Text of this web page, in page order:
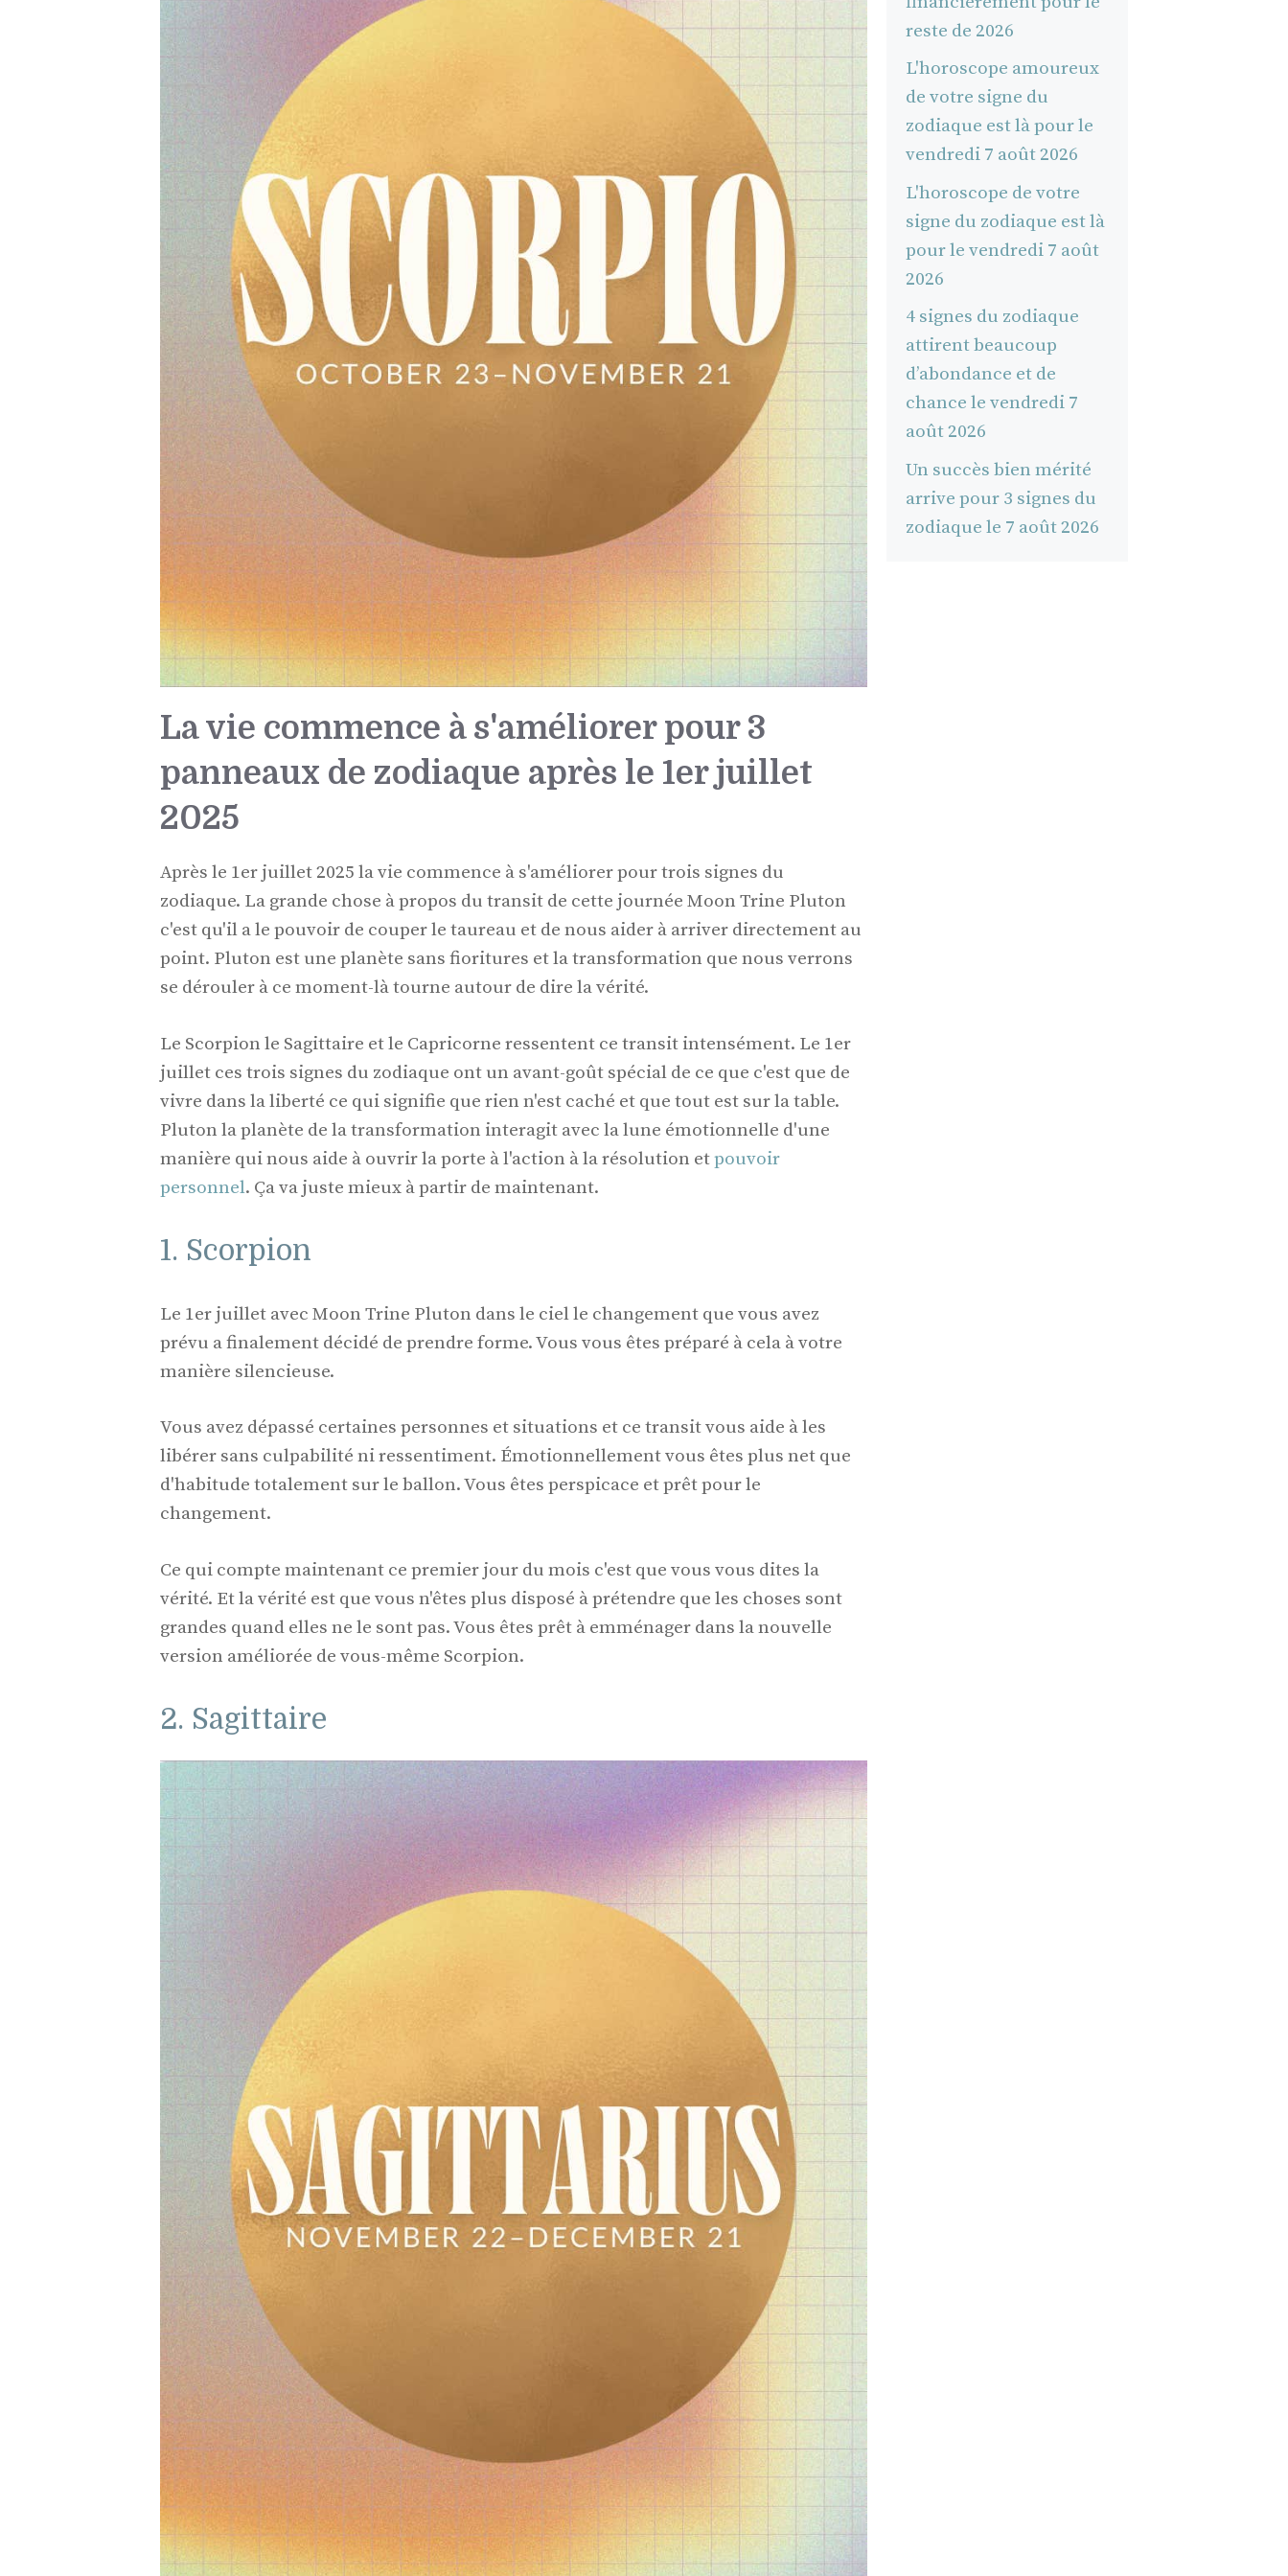
La vie commence à s'améliorer pour 3
panneaux de zodiaque après le 1er juillet
2025
Après le 1er juillet 2025 la vie commence à s'améliorer pour trois signes du
zodiaque. La grande chose à propos du transit de cette journée Moon Trine Pluton
c'est qu'il a le pouvoir de couper le taureau et de nous aider à arriver directement au
point. Pluton est une planète sans fioritures et la transformation que nous verrons
se dérouler à ce moment-là tourne autour de dire la vérité.
Le Scorpion le Sagittaire et le Capricorne ressentent ce transit intensément. Le 1er
juillet ces trois signes du zodiaque ont un avant-goût spécial de ce que c'est que de
vivre dans la liberté ce qui signifie que rien n'est caché et que tout est sur la table.
Pluton la planète de la transformation interagit avec la lune émotionnelle d'une
manière qui nous aide à ouvrir la porte à l'action à la résolution etpouvoir
personnel. Ça va juste mieux à partir de maintenant.
1. Scorpion
Le 1er juillet avec Moon Trine Pluton dans le ciel le changement que vous avez
prévu a finalement décidé de prendre forme. Vous vous êtes préparé à cela à votre
manière silencieuse.
Vous avez dépassé certaines personnes et situations et ce transit vous aide à les
libérer sans culpabilité ni ressentiment. Émotionnellement vous êtes plus net que
d'habitude totalement sur le ballon. Vous êtes perspicace et prêt pour le
changement.
Ce qui compte maintenant ce premier jour du mois c'est que vous vous dites la
vérité. Et la vérité est que vous n'êtes plus disposé à prétendre que les choses sont
grandes quand elles ne le sont pas. Vous êtes prêt à emménager dans la nouvelle
version améliorée de vous-même Scorpion.
2. Sagittaire
reste de 2026
L'horoscope amoureux
de votre signe du
zodiaque est là pour le
vendredi 7 août 2026
L'horoscope de votre
signe du zodiaque est là
pour le vendredi 7 août
2026
4 signes du zodiaque
attirent beaucoup
d’abondance et de
chance le vendredi 7
août 2026
Un succès bien mérité
arrive pour 3 signes du
zodiaque le 7 août 2026